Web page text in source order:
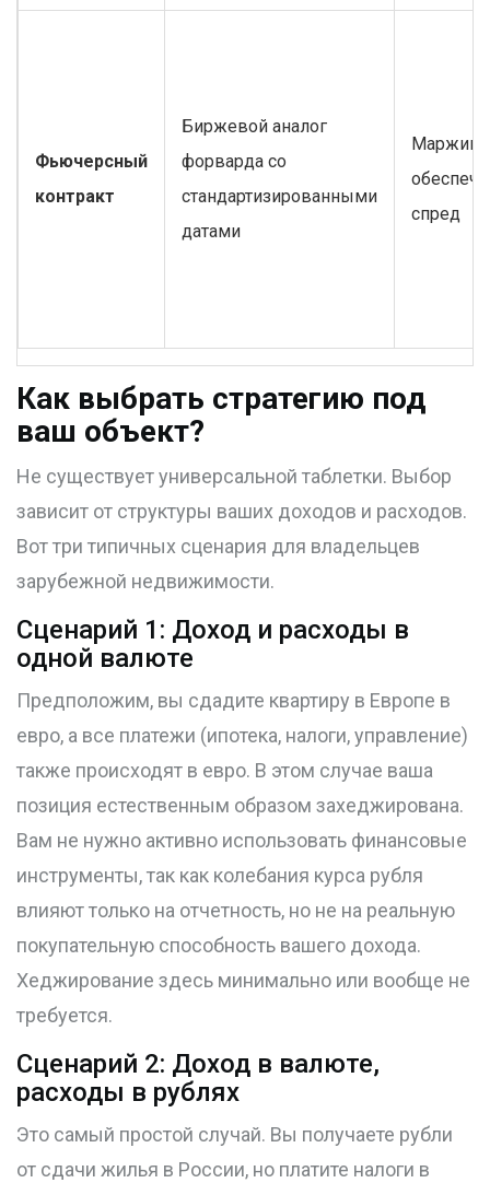
Фьючерсный
контракт
Биржевой аналог
форварда со
стандартизированными
датами
спред
Как выбрать стратегию под
ваш объект?
Не существует универсальной таблетки. Выбор
зависит от структуры ваших доходов и расходов.
Вот три типичных сценария для владельцев
зарубежной недвижимости.
Сценарий 1: Доход и расходы в
одной валюте
Предположим, вы сдадите квартиру в Европе в
евро, а все платежи (ипотека, налоги, управление)
также происходят в евро. В этом случае ваша
позиция естественным образом захеджирована.
Вам не нужно активно использовать финансовые
инструменты, так как колебания курса рубля
влияют только на отчетность, но не на реальную
покупательную способность вашего дохода.
Хеджирование здесь минимально или вообще не
требуется.
Сценарий 2: Доход в валюте,
расходы в рублях
Это самый простой случай. Вы получаете рубли
от сдачи жилья в России, но платите налоги в